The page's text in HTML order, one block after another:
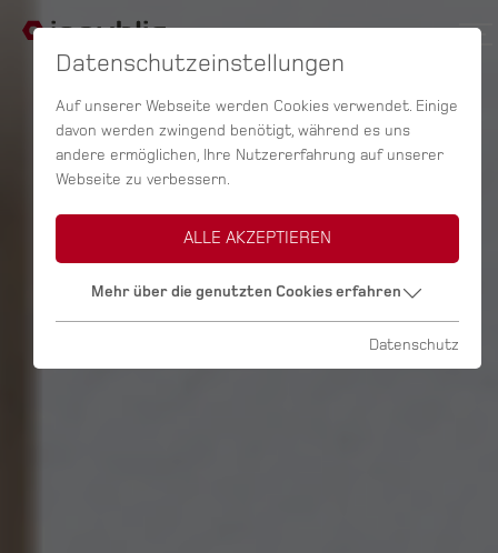
Datenschutzeinstellungen
Auf unserer Webseite werden Cookies verwendet. Einige
davon werden zwingend benötigt, während es uns
andere ermöglichen, Ihre Nutzererfahrung auf unserer
Webseite zu verbessern.
ALLE AKZEPTIEREN
Mehr über die genutzten Cookies erfahren
Datenschutz